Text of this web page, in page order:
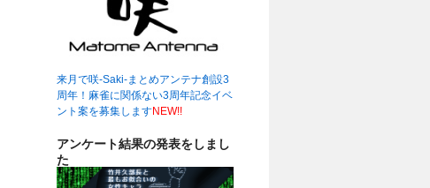
来月で咲-Saki-まとめアンテナ創設3
周年！麻雀に関係ない3周年記念イベ
ント案を募集しますNEW!!
アンケート結果の発表をしまし
た